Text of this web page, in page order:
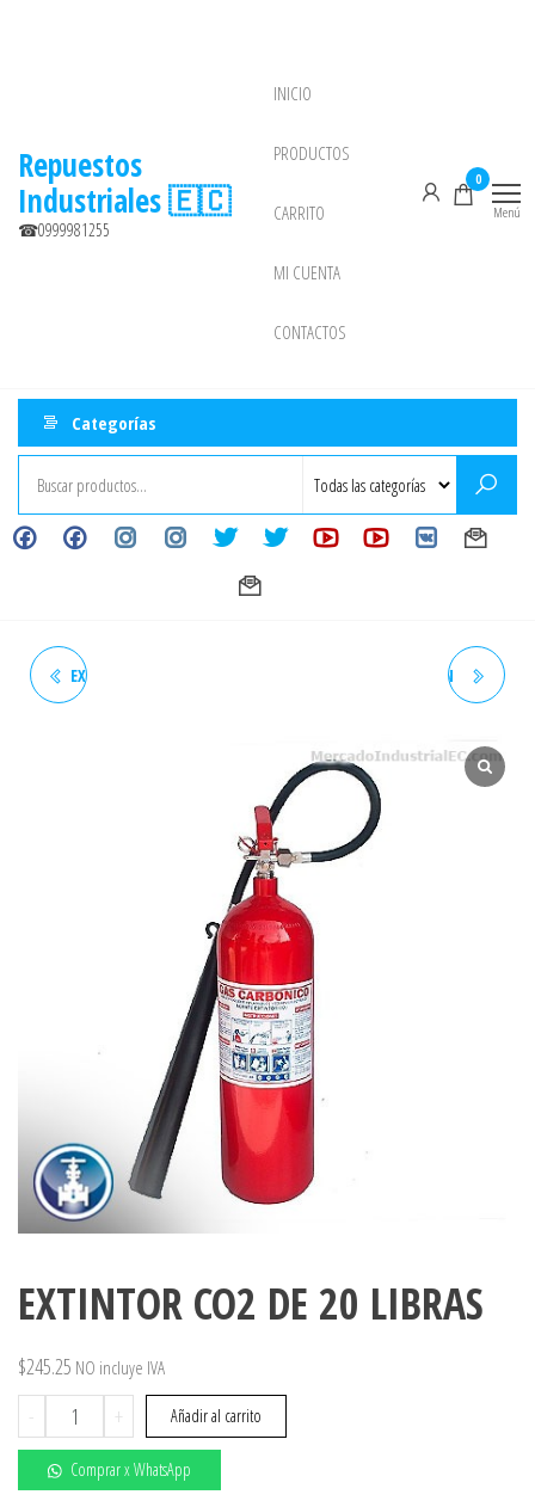
Repuestos
Industriales 🇪🇨
☎0999981255
INICIO
PRODUCTOS
CARRITO
MI CUENTA
CONTACTOS
0
Menú
Categorías
EXTINTOR CO2 DE 10 LIBRAS 2" - VÁLVULA DE BOLA CON
SIMPLE EFECTO INOXIDABLE
ROSCADA - SS-316 (CF8M) - 3
CUERPOS - (NPT) PARA
VAPOR (ACT. 06-25)
EXTINTOR CO2 DE 20 LIBRAS
$245.25 NO incluye IVA
-
EXTINTOR
CO2
DE
20
+ Añadir al carrito
Comprar x WhatsApp